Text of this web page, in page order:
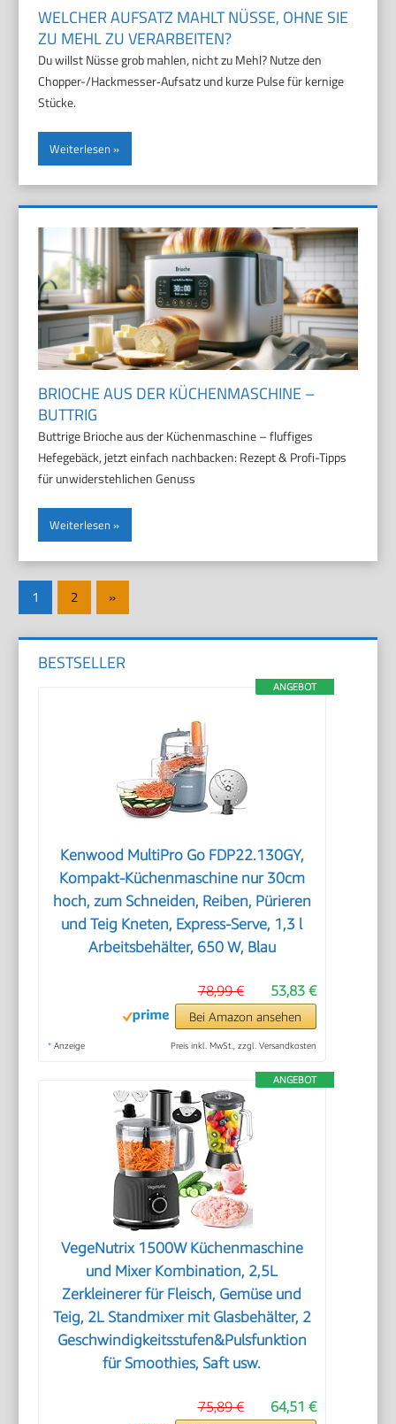
WELCHER AUFSATZ MAHLT NÜSSE, OHNE SIE
ZU MEHL ZU VERARBEITEN?
Du willst Nüsse grob mahlen, nicht zu Mehl? Nutze den
Chopper-/Hackmesser‑Aufsatz und kurze Pulse für kernige
Stücke.
Weiterlesen
BRIOCHE AUS DER KÜCHENMASCHINE –
BUTTRIG
Buttrige Brioche aus der Küchenmaschine – fluffiges
Hefegebäck, jetzt einfach nachbacken: Rezept & Profi-Tipps
für unwiderstehlichen Genuss
Weiterlesen
Seitennummerierung
der
Beiträge
1 2
Nächste
Beiträge
»
BESTSELLER
ANGEBOT
Kenwood MultiPro Go FDP22.130GY,
Kompakt-Küchenmaschine nur 30cm
hoch, zum Schneiden, Reiben, Pürieren
und Teig Kneten, Express-Serve, 1,3 l
Arbeitsbehälter, 650 W, Blau
53,83 €
78,99 €
Bei Amazon ansehen
* Anzeige Preis inkl. MwSt., zzgl. Versandkosten
ANGEBOT
VegeNutrix 1500W Küchenmaschine
und Mixer Kombination, 2,5L
Zerkleinerer für Fleisch, Gemüse und
Teig, 2L Standmixer mit Glasbehälter, 2
Geschwindigkeitsstufen&Pulsfunktion
für Smoothies, Saft usw.
64,51 €
75,89 €